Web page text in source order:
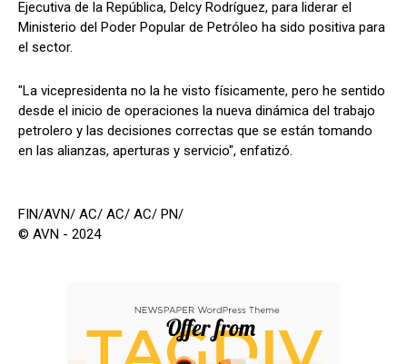
Ejecutiva de la República, Delcy Rodríguez, para liderar el
Ministerio del Poder Popular de Petróleo ha sido positiva para
el sector.
"La vicepresidenta no la he visto físicamente, pero he sentido
desde el inicio de operaciones la nueva dinámica del trabajo
petrolero y las decisiones correctas que se están tomando
en las alianzas, aperturas y servicio", enfatizó.
FIN/AVN/ AC/ AC/ AC/ PN/
© AVN - 2024